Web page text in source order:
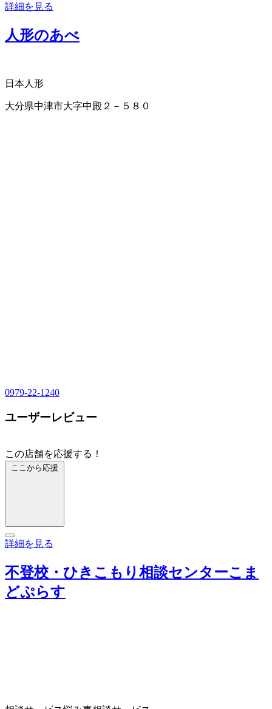
詳細を見る
人形のあべ
日本人形
大分県中津市大字中殿２－５８０
0979-22-1240
ユーザーレビュー
この店舗を応援する！
ここから応援
詳細を見る
不登校・ひきこもり相談センターこま
どぷらす